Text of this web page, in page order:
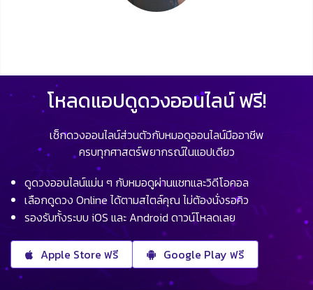
โหลดแอปดูดวงออนไลน์ ฟรี!
เช็กดวงออนไลน์ส่วนตัวกับหมอดูออนไลน์มืออาชีพ
ครบทุกศาสตร์พยากรณ์ในแอปเดียว
ดูดวงออนไลน์แม่น ๆ กับหมอดูผ่านแชทและวิดีโอคอล
เลือกดูดวง Online ได้ตามสไตล์คุณ ไม่ต้องนั่งรอคิว
รองรับทั้งระบบ iOS และ Android ดาวน์โหลดเลย
Apple Store ฟรี Google Play ฟรี